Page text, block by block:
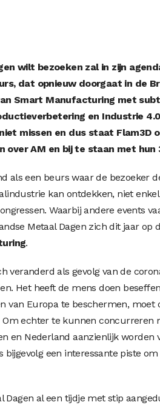
wilt bezoeken zal in zijn
dat opnieuw doorgaat in de
Smart Manufacturing met
en Industrie
missen en dus staat Flam3D
over AM en bij te staan met
als een beurs waar de bezoeker
kan ontdekken, niet
Waarbij andere events
Metaal Dagen zich dit jaar op
.
veranderd als gevolg van de
Het heeft de mens doen
van Europa te beschermen, moet
echter te kunnen concurreren
en Nederland aanzienlijk worden
een interessante piste
Dagen al een tijdje met stip